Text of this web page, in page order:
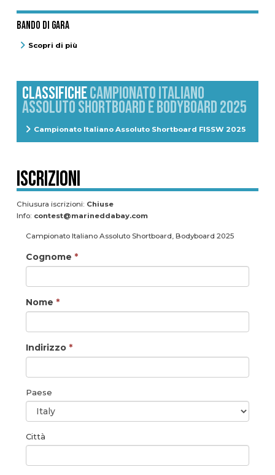
Bando di Gara
Scopri di più
CLASSIFICHECAMPIONATO ITALIANO
ASSOLUTO SHORTBOARD E BODYBOARD 2025
Campionato Italiano Assoluto Shortboard FISSW 2025
Iscrizioni
Chiusura iscrizioni: Chiuse
Info: contest@marineddabay.com
Campionato Italiano Assoluto Shortboard, Bodyboard 2025
Cognome *
Nome *
Indirizzo *
Paese
Città